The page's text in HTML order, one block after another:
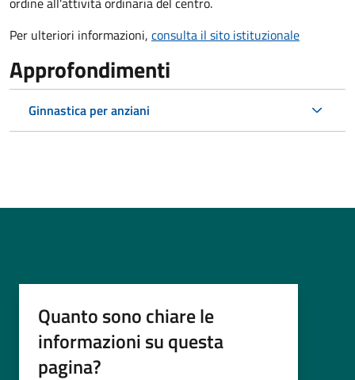
Per ulteriori informazioni, consulta il sito istituzionale
Approfondimenti
Ginnastica per anziani
Quanto sono chiare le
informazioni su questa
pagina?